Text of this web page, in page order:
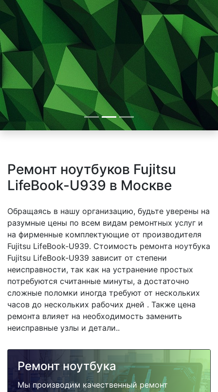
Ремонт ноутбуков Fujitsu
LifeBook-U939 в Москве
Обращаясь в нашу организацию, будьте уверены на
разумные цены по всем видам ремонтных услуг и
на фирменные комплектующие от производителя
Fujitsu LifeBook-U939. Стоимость ремонта ноутбука
Fujitsu LifeBook-U939 зависит от степени
неисправности, так как на устранение простых
потребуются считанные минуты, а достаточно
сложные поломки иногда требуют от нескольких
часов до нескольких рабочих дней . Также цена
ремонта влияет на необходимость заменить
неисправные узлы и детали..
Ремонт ноутбука
Мы производим качественный ремонт